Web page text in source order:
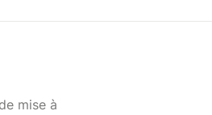
mise à